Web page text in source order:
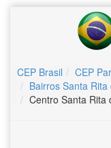
CEP Brasil
CEP
Bairros Santa
Centro Santa Rita